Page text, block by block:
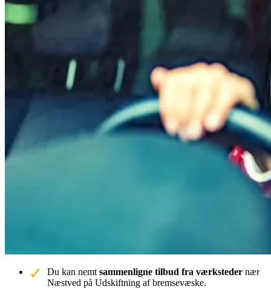
Du kan nemt sammenligne tilbud fra værksteder nær
Næstved på Udskiftning af bremsevæske.